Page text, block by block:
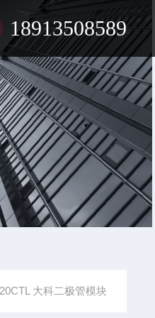
18913508589
大科二极管模块